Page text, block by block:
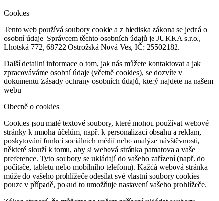
Cookies
Tento web používá soubory cookie a z hlediska zákona se jedná o
osobní údaje. Správcem těchto osobních údajů je JUKKA s.r.o.,
Lhotská 772, 68722 Ostrožská Nová Ves, IČ: 25502182.
Další detailní informace o tom, jak nás můžete kontaktovat a jak
zpracováváme osobní údaje (včetně cookies), se dozvíte v
dokumentu Zásady ochrany osobních údajů, který najdete na našem
webu.
Obecně o cookies
Cookies jsou malé textové soubory, které mohou používat webové
stránky k mnoha účelům, např. k personalizaci obsahu a reklam,
poskytování funkcí sociálních médií nebo analýze návštěvnosti,
některé slouží k tomu, aby si webová stránka pamatovala vaše
preference. Tyto soubory se ukládají do vašeho zařízení (např. do
počítače, tabletu nebo mobilního telefonu). Každá webová stránka
může do vašeho prohlížeče odesílat své vlastní soubory cookies
pouze v případě, pokud to umožňuje nastavení vašeho prohlížeče.